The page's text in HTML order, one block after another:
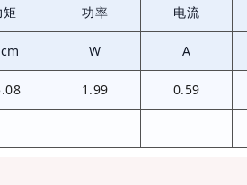
矩 功率 电流
W A
1.99 0.59